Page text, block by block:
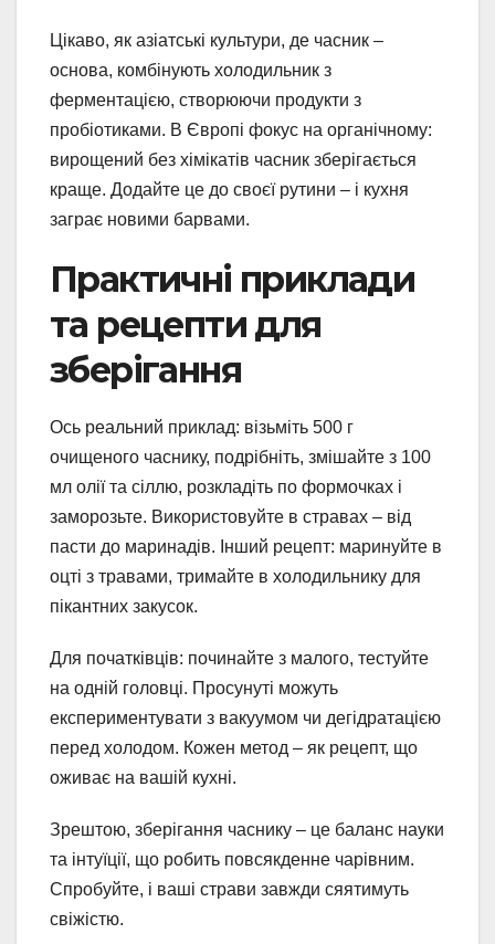
Цікаво, як азіатські культури, де часник –
основа, комбінують холодильник з
ферментацією, створюючи продукти з
пробіотиками. В Європі фокус на органічному:
вирощений без хімікатів часник зберігається
краще. Додайте це до своєї рутини – і кухня
заграє новими барвами.
Практичні приклади
та рецепти для
зберігання
Ось реальний приклад: візьміть 500 г
очищеного часнику, подрібніть, змішайте з 100
мл олії та сіллю, розкладіть по формочках і
заморозьте. Використовуйте в стравах – від
пасти до маринадів. Інший рецепт: маринуйте в
оцті з травами, тримайте в холодильнику для
пікантних закусок.
Для початківців: починайте з малого, тестуйте
на одній головці. Просунуті можуть
експериментувати з вакуумом чи дегідратацією
перед холодом. Кожен метод – як рецепт, що
оживає на вашій кухні.
Зрештою, зберігання часнику – це баланс науки
та інтуїції, що робить повсякденне чарівним.
Спробуйте, і ваші страви завжди сяятимуть
свіжістю.